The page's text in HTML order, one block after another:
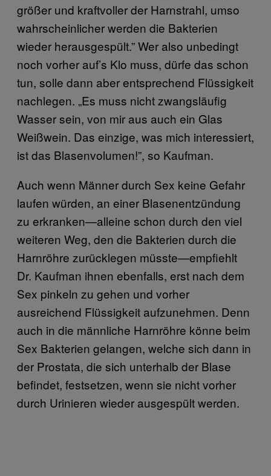
größer und kraftvoller der Harnstrahl, umso
wahrscheinlicher werden die Bakterien
wieder herausgespült.” Wer also unbedingt
noch vorher auf’s Klo muss, dürfe das schon
tun, solle dann aber entsprechend Flüssigkeit
nachlegen. „Es muss nicht zwangsläufig
Wasser sein, von mir aus auch ein Glas
Weißwein. Das einzige, was mich interessiert,
ist das Blasenvolumen!”, so Kaufman.
Auch wenn Männer durch Sex keine Gefahr
laufen würden, an einer Blasenentzündung
zu erkranken—alleine schon durch den viel
weiteren Weg, den die Bakterien durch die
Harnröhre zurücklegen müsste—empfiehlt
Dr. Kaufman ihnen ebenfalls, erst nach dem
Sex pinkeln zu gehen und vorher
ausreichend Flüssigkeit aufzunehmen. Denn
auch in die männliche Harnröhre könne beim
Sex Bakterien gelangen, welche sich dann in
der Prostata, die sich unterhalb der Blase
befindet, festsetzen, wenn sie nicht vorher
durch Urinieren wieder ausgespült werden.